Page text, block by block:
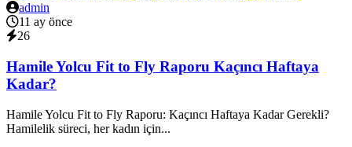
admin
11 ay önce
26
Hamile Yolcu Fit to Fly Raporu Kaçıncı Haftaya
Kadar?
Hamile Yolcu Fit to Fly Raporu: Kaçıncı Haftaya Kadar Gerekli?
Hamilelik süreci, her kadın için...